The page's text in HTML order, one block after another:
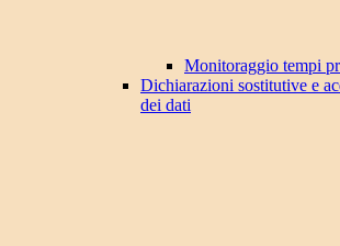
Monitoraggio tempi
Dichiarazioni sostitutive e
dei dati